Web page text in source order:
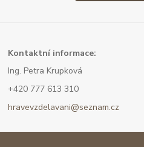
Kontaktní informace:
Ing. Petra Krupková
+420 777 613 310
hravevzdelavani@seznam.cz